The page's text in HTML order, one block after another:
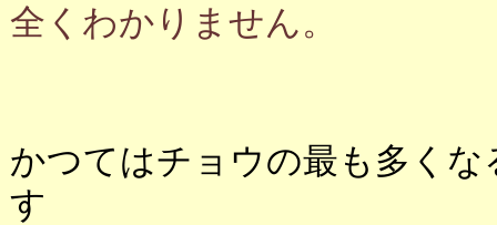
全くわかりません。
かつてはチョウの最も多く
す